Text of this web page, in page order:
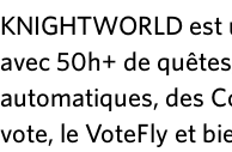
KNIGHTWORLD est
avec 50h+ de
automatiques, des
vote, le VoteFly et